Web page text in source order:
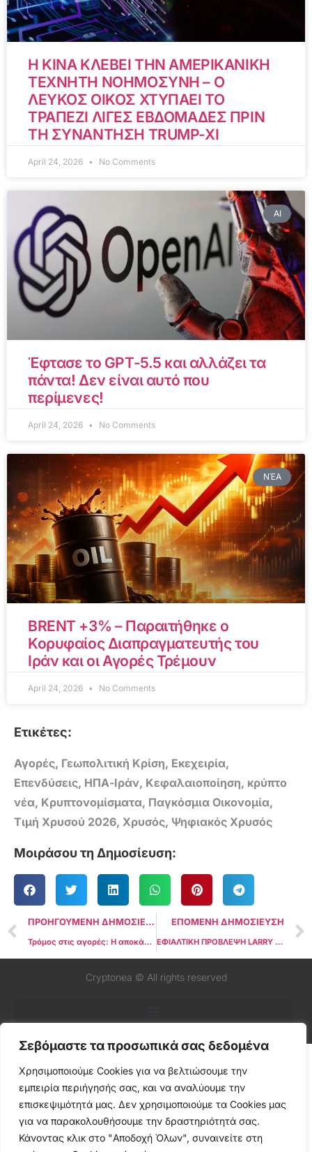
Σεβόμαστε τα προσωπικά σας δεδομένα
Χρησιμοποιούμε Cookies για να βελτιώσουμε την
εμπειρία περιήγησής σας, και να αναλύουμε την
επισκεψιμότητά μας. Δεν χρησιμοποιούμε τα Cookies μας
για να παρακολουθήσουμε την δραστηριότητά σας.
Κάνοντας κλικ στο "Αποδοχή Όλων", συναινείτε στη
Η ΚΙΝΑ ΚΛΕΒΕΙ ΤΗΝ ΑΜΕΡΙΚΑΝΙΚΗ
ΤΕΧΝΗΤΗ ΝΟΗΜΟΣΥΝΗ – Ο
ΛΕΥΚΟΣ ΟΙΚΟΣ ΧΤΥΠΑΕΙ ΤΟ
ΤΡΑΠΕΖΙ ΛΙΓΕΣ ΕΒΔΟΜΑΔΕΣ ΠΡΙΝ
ΤΗ ΣΥΝΑΝΤΗΣΗ TRUMP-XI
April 24, 2026 No Comments
AI
Έφτασε το GPT-5.5 και αλλάζει τα
πάντα! Δεν είναι αυτό που
περίμενες!
April 24, 2026 No Comments
ΝΈΑ
BRENT +3% – Παραιτήθηκε ο
Κορυφαίος Διαπραγματευτής του
Ιράν και οι Αγορές Τρέμουν
April 24, 2026 No Comments
Ετικέτες:
Αγορές, Γεωπολιτική Κρίση, Εκεχειρία,
Επενδύσεις, ΗΠΑ-Ιράν, Κεφαλαιοποίηση, κρύπτο
νέα, Κρυπτονομίσματα, Παγκόσμια Οικονομία,
Τιμή Χρυσού 2026, Χρυσός, Ψηφιακός Χρυσός
Μοιράσου τη Δημοσίευση:
ΠΡΟΗΓΟΥΜΕΝΗ ΔΗΜΟΣΙΕΥΣΗ
Τρόμος στις αγορές: Η αποκάλυψη του Reuters για το Ιράν που αλλάζει τα πάντα – Γιατί το Crypto ετοιμάζεται για το μεγαλύτερο σοκ της δεκαετίας
ΕΠΟΜΕΝΗ ΔΗΜΟΣΙΕΥΣΗ
ΕΦΙΑΛΤΙΚΗ ΠΡΟΒΛΕΨΗ LARRY FINK: «Πετρέλαιο στα 150 δολάρια και Παγκόσμια Ύφεση» – Γιατί τρέμουν οι αγορές και τι σημαίνει
Cryptonea © All rights reserved